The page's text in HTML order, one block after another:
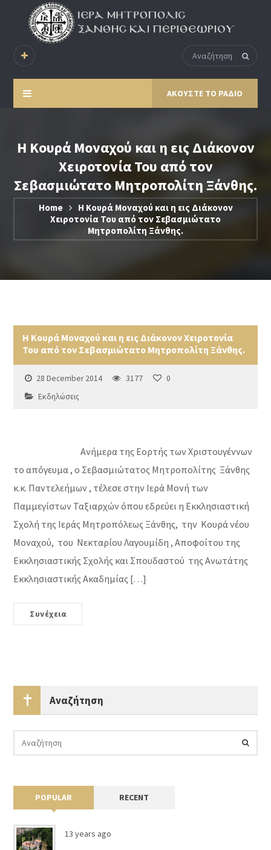
ΑΚΟΥΣΤΕ ΤΟ ΡΑΔΙΟ
Η Κουρά Μοναχού και η εις Διάκονον
Χειροτονία Του από τον
Σεβασμιώτατο Μητροπολίτη Ξάνθης.
Home
Η Κουρά Μοναχού και η εις Διάκονον
Χειροτονία Του από τον Σεβασμιώτατο
Μητροπολίτη Ξάνθης.
Η Κουρά Μοναχού και η εις Διάκονον Χειροτονία
Του από τον Σεβασμιώτατο Μητροπολίτη Ξάνθης.
28 December 2014 3177
0
Εκδηλώσεις
Ανήμερα της Εορτής των Χριστουγέννων
το απόγευμα , ο Σεβασμιώτατος Μητροπολίτης Ξάνθης
κ.κ. Παντελεήμων , τέλεσε στην Ιερά Μονή των
Παμμεγίστων Ταξιαρχών όπου εδρεύει η Εκκλησιαστική
Σχολή της Ιεράς Μητροπόλεως Ξάνθης, την Κουρά νέου
Μοναχού, του Νεκταρίου Λαγουμίδη , Αποφοίτου της
Εκκλησιαστικής Σχολής και Σπουδαστού της Ανωτάτης
Εκκλησιαστικής Ακαδημίας […]
Συνέχεια
Αναζήτηση
POPULAR RECENT
13 years ago